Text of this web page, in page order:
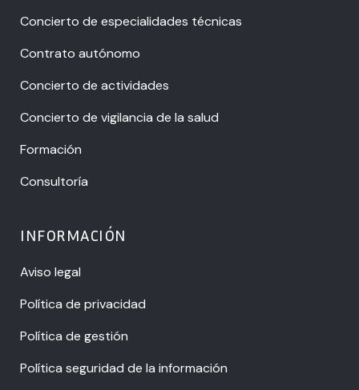
Concierto de especialidades técnicas
Contrato autónomo
Concierto de actividades
Concierto de vigilancia de la salud
Formación
Consultoría
INFORMACIÓN
Aviso legal
Política de privacidad
Política de gestión
Política seguridad de la información